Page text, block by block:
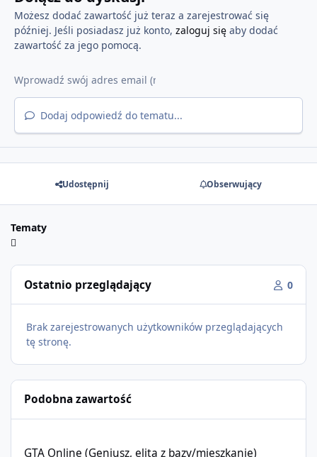
Możesz dodać zawartość już teraz a zarejestrować się
później. Jeśli posiadasz już konto, zaloguj sięaby dodać
zawartość za jego pomocą.
Dodaj odpowiedź do tematu...
Udostępnij Obserwujący
Tematy
Ostatnio przeglądający 0
Brak zarejestrowanych użytkowników przeglądających
tę stronę.
Podobna zawartość
GTA Online (Geniusz, elita z bazy/mieszkanie)